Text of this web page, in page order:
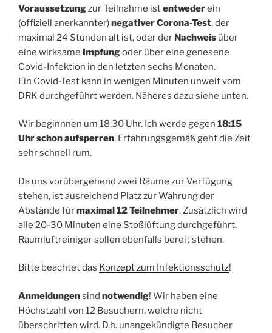
Voraussetzungzur Teilnahme istentwederein
(offiziell anerkannter)negativer Corona-Test, der
maximal 24 Stunden alt ist, oder der Nachweis über
eine wirksame Impfungoder über eine genesene
Covid-Infektion in den letzten sechs Monaten.
Ein Covid-Test kann in wenigen Minuten unweit vom
DRK durchgeführt werden. Näheres dazu siehe unten.
Wir beginnnen um 18:30 Uhr. Ich werde gegen 18:15
Uhr schon aufsperren. Erfahrungsgemäß geht die Zeit
sehr schnell rum.
Da uns vorübergehend zwei Räume zur Verfügung
stehen, ist ausreichend Platz zur Wahrung der
Abstände fürmaximal 12 Teilnehmer. Zusätzlich wird
alle 20-30 Minuten eine Stoßlüftung durchgeführt.
Raumluftreiniger sollen ebenfalls bereit stehen.
Bitte beachtet das Konzept zum Infektionsschutz!
Anmeldungensind notwendig! Wir haben eine
Höchstzahl von 12 Besuchern, welche nicht
überschritten wird. D.h. unangekündigte Besucher